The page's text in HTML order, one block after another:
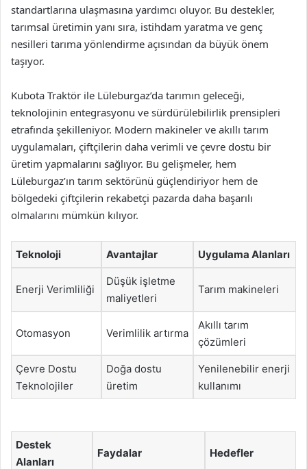
standartlarına ulaşmasına yardımcı oluyor. Bu destekler,
tarımsal üretimin yanı sıra, istihdam yaratma ve genç
nesilleri tarıma yönlendirme açısından da büyük önem
taşıyor.
Kubota Traktör ile Lüleburgaz’da tarımın geleceği,
teknolojinin entegrasyonu ve sürdürülebilirlik prensipleri
etrafında şekilleniyor. Modern makineler ve akıllı tarım
uygulamaları, çiftçilerin daha verimli ve çevre dostu bir
üretim yapmalarını sağlıyor. Bu gelişmeler, hem
Lüleburgaz’ın tarım sektörünü güçlendiriyor hem de
bölgedeki çiftçilerin rekabetçi pazarda daha başarılı
olmalarını mümkün kılıyor.
Teknoloji Avantajlar Uygulama Alanları
Enerji Verimliliği
Düşük işletme
maliyetleri
Tarım makineleri
Otomasyon Verimlilik artırma
Akıllı tarım
çözümleri
Çevre Dostu
Teknolojiler
Doğa dostu
üretim
Yenilenebilir enerji
kullanımı
Destek
Alanları
Faydalar Hedefler